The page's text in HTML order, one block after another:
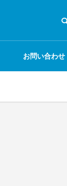
お問い合わせ